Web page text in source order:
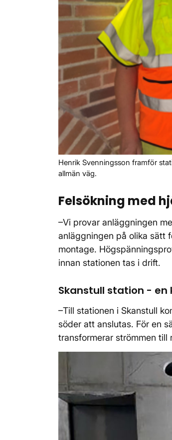
Henrik Svenningsson framför
allmän väg.
Felsökning med
–Vi provar anläggningen
anläggningen på olika sätt
montage.
innan stationen tas i drift.
Skanstull station - en
–Till stationen i Skanstull
söder att anslutas. För en
transformerar strömmen